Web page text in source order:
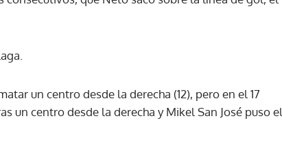
un centro desde la derecha (12), pero en el 17
un centro desde la derecha y Mikel San José puso el